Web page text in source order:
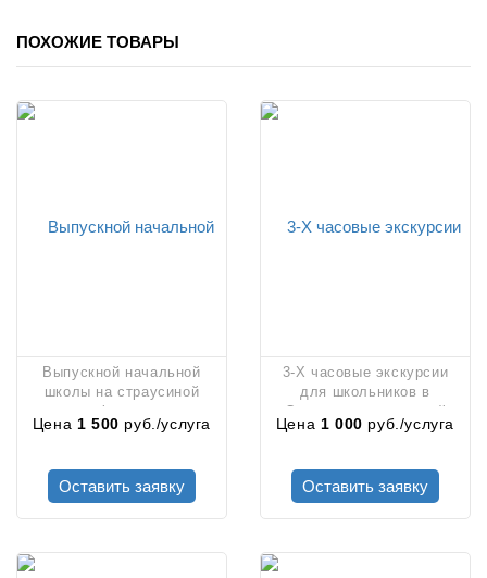
ПОХОЖИЕ ТОВАРЫ
Выпускной начальной
школы на страусиной
ферме
Цена 1 500 руб./услуга
Оставить заявку
3-Х часовые экскурсии
для школьников в
Самаре на страусиной
даче
Цена 1 000 руб./услуга
Оставить заявку